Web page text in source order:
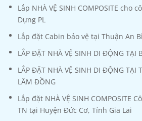
Lắp NHÀ VỆ SINH COMPOSITE cho
Dựng PL
Lắp đặt Cabin bảo vệ tại Thuận An
LẮP ĐẶT NHÀ VỆ SINH DI ĐỘNG TẠI
LẮP ĐẶT NHÀ VỆ SINH DI ĐỘNG TẠI
LÂM ĐỒNG
Lắp đặt NHÀ VỆ SINH COMPOSITE
TN tại Huyện Đức Cơ, Tỉnh Gia Lai